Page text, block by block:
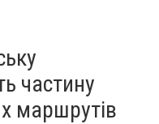
частину
маршрутів